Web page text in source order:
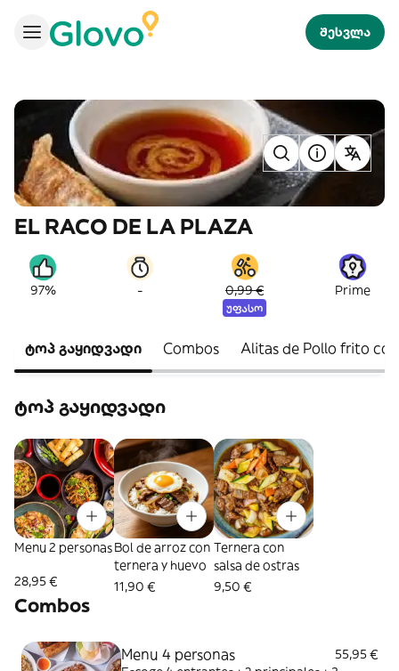
შესვლა
EL RACO DE LA PLAZA
97% - 0,99 €
უფასო
Prime
ტოპ გაყიდვადი Combos Alitas de Pollo frito con
ტოპ გაყიდვადი
Menu 2 personas
28,95 €
Bol de arroz con
ternera y huevo
11,90 €
Ternera con
salsa de ostras
9,50 €
Combos
Menu 4 personas
55,95 €